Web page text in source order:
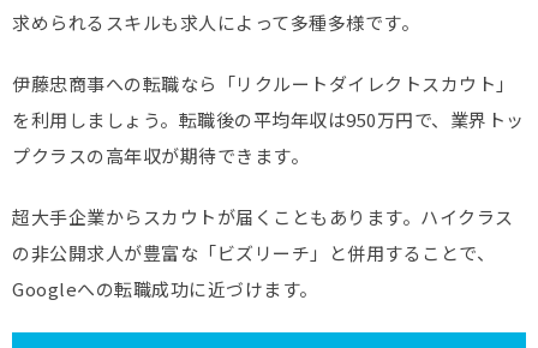
求められるスキルも求人によって多種多様です。
伊藤忠商事への転職なら「リクルートダイレクトスカウト」
を利用しましょう。転職後の平均年収は950万円で、業界トッ
プクラスの高年収が期待できます。
超大手企業からスカウトが届くこともあります。ハイクラス
の非公開求人が豊富な「ビズリーチ」と併用することで、
Googleへの転職成功に近づけます。